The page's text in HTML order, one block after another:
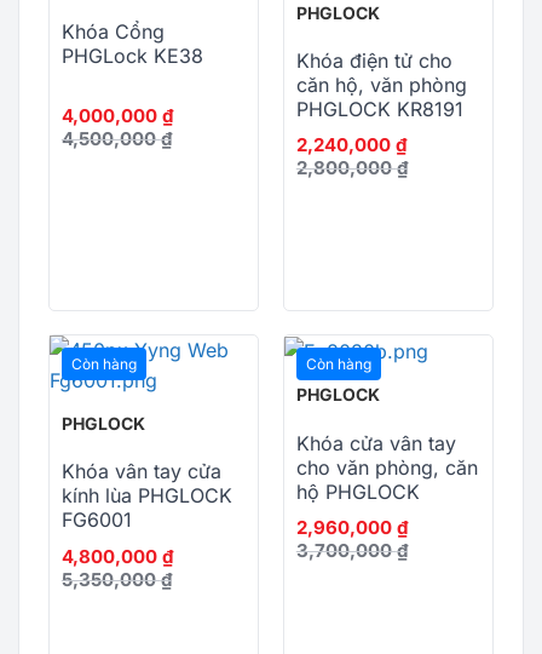
Khóa Cổng
PHGLock KE38
4,000,000 ₫
4,500,000₫
PHGLOCK
Khóa điện tử cho
căn hộ, văn phòng
PHGLOCK KR8191
2,240,000 ₫
2,800,000₫
Còn hàng
PHGLOCK
Khóa vân tay cửa
kính lùa PHGLOCK
FG6001
4,800,000 ₫
5,350,000₫
Còn hàng
PHGLOCK
Khóa cửa vân tay
cho văn phòng, căn
hộ PHGLOCK
FP8030
2,960,000 ₫
3,700,000₫